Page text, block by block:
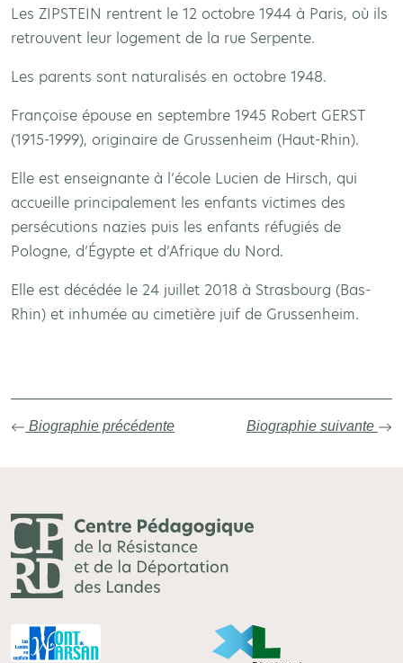
Les ZIPSTEIN rentrent le 12 octobre 1944 à Paris, où ils
retrouvent leur logement de la rue Serpente.
Les parents sont naturalisés en octobre 1948.
Françoise épouse en septembre 1945 Robert GERST
(1915-1999), originaire de Grussenheim (Haut-Rhin).
Elle est enseignante à l’école Lucien de Hirsch, qui
accueille principalement les enfants victimes des
persécutions nazies puis les enfants réfugiés de
Pologne, d’Égypte et d’Afrique du Nord.
Elle est décédée le 24 juillet 2018 à Strasbourg (Bas-
Rhin) et inhumée au cimetière juif de Grussenheim.
Biographie précédente Biographie suivante